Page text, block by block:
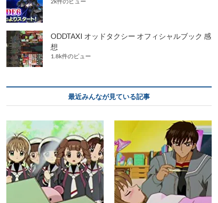
ODDTAXI オッドタクシー オフィシャルブック 感
想
1.8k件のビュー
最近みんなが見ている記事